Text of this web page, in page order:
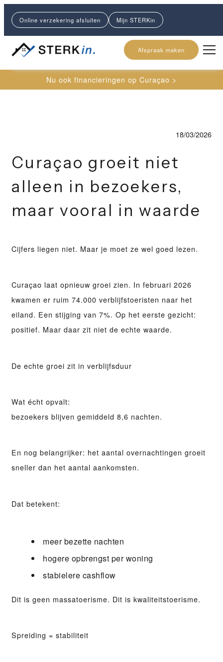
Online verzekering afsluiten Mijn STERKin
Afspraak maken
Nu ook financieringen op Curaçao >
18/03/2026
Curaçao groeit niet
alleen in bezoekers,
maar vooral in waarde
Cijfers liegen niet. Maar je moet ze wel goed lezen.
Curaçao laat opnieuw groei zien. In februari 2026
kwamen er ruim 74.000 verblijfstoeristen naar het
eiland. Een stijging van 7%. Op het eerste gezicht:
positief. Maar daar zit niet de echte waarde.
De echte groei zit in verblijfsduur
Wat écht opvalt:
bezoekers blijven gemiddeld 8,6 nachten.
En nog belangrijker: het aantal overnachtingen groeit
sneller dan het aantal aankomsten.
Dat betekent:
meer bezette nachten
hogere opbrengst per woning
stabielere cashflow
Dit is geen massatoerisme. Dit is kwaliteitstoerisme.
Spreiding = stabiliteit